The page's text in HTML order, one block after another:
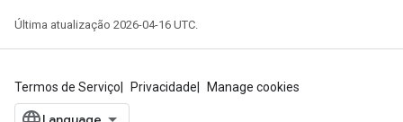
Última atualização 2026-04-16 UTC.
Termos de Serviço Privacidade Manage cookies